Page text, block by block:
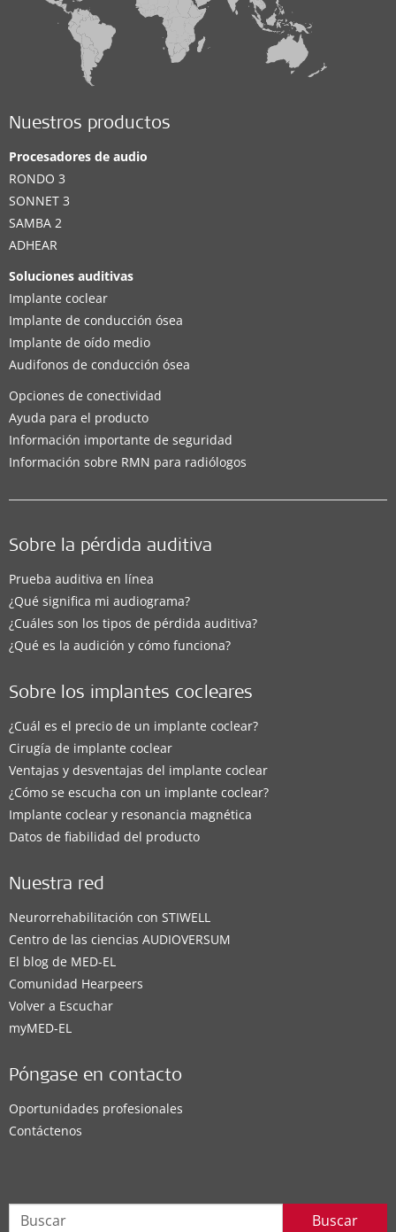
Nuestros productos
Procesadores de audio
RONDO 3
SONNET 3
SAMBA 2
ADHEAR
Soluciones auditivas
Implante coclear
Implante de conducción ósea
Implante de oído medio
Audifonos de conducción ósea
Opciones de conectividad
Ayuda para el producto
Información importante de seguridad
Información sobre RMN para radiólogos
Sobre la pérdida auditiva
Prueba auditiva en línea
¿Qué significa mi audiograma?
¿Cuáles son los tipos de pérdida auditiva?
¿Qué es la audición y cómo funciona?
Sobre los implantes cocleares
¿Cuál es el precio de un implante coclear?
Cirugía de implante coclear
Ventajas y desventajas del implante coclear
¿Cómo se escucha con un implante coclear?
Implante coclear y resonancia magnética
Datos de fiabilidad del producto
Nuestra red
Neurorrehabilitación con STIWELL
Centro de las ciencias AUDIOVERSUM
El blog de MED-EL
Comunidad Hearpeers
Volver a Escuchar
myMED‑EL
Póngase en contacto
Oportunidades profesionales
Contáctenos
Buscar